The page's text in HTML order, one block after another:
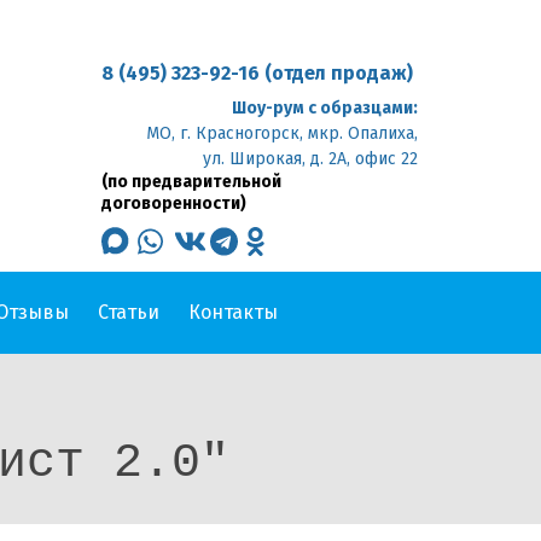
8 (495) 323-92-16 (отдел продаж)
Шоу-рум с образцами:
МО, г. Красногорск, мкр. Опалиха,
ул. Широкая, д. 2А, офис 22
(по предварительной
договоренности)
max whatsapp
vk telegramodnoklassniki
Статьи Контакты
2.0"